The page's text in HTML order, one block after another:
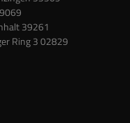
39261
Ring 3 02829